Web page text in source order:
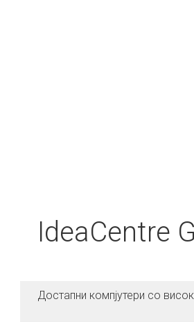
IdeaCentre
Достапни компјутери со